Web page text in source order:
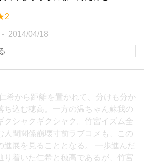
2014/04/18
希から距離を置かれて、分けも分か
ち込む穂高。一方の温ちゃん蘇我の
クシャクギクシャク。竹宮イズム全
人間関係崩壊寸前ラブコメも、この
進展を見ることとなる。 一歩進んだ
り着いた仁希と穂高であるが、竹宮